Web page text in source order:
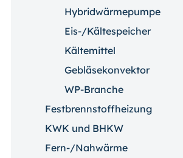
Hybridwärmepumpe
Eis-/Kältespeicher
Kältemittel
Gebläsekonvektor
WP-Branche
Festbrennstoffheizung
KWK und BHKW
Fern-/Nahwärme